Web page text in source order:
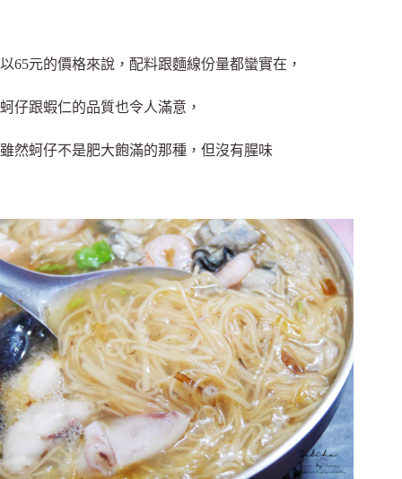
以65元的價格來說，配料跟麵線份量都蠻實在，
蚵仔跟蝦仁的品質也令人滿意，
雖然蚵仔不是肥大飽滿的那種，但沒有腥味